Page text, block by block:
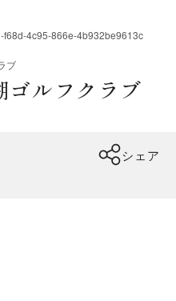
f68d-4c95-866e-4b932be9613c
ブ
ゴルフクラブ
シェア